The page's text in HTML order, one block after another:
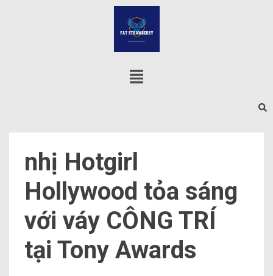
nhị Hotgirl
Hollywood tỏa sáng
với váy CÔNG TRÍ
tại Tony Awards